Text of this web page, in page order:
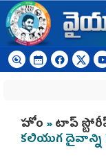
Skip to main content
You are
హోం »టాప్
కలియుగ దైవాన్ని